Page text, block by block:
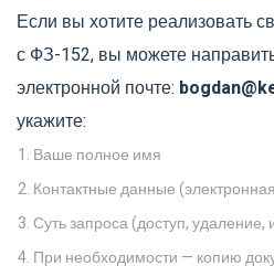
Если вы хотите реализовать
с ФЗ-152, вы можете
электронной почте:
укажите:
Ваше полное имя
Контактные данные
Суть запроса (доступ, удаление,
При необходимости — копию